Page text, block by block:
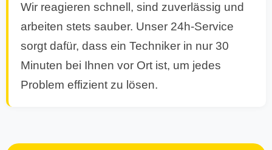
Wir reagieren schnell, sind zuverlässig und
arbeiten stets sauber. Unser 24h-Service
sorgt dafür, dass ein Techniker in nur 30
Minuten bei Ihnen vor Ort ist, um jedes
Problem effizient zu lösen.